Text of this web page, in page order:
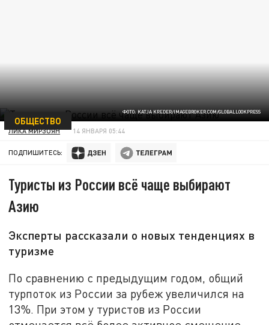
ФОТО: KATJA KREDER/IMAGEBROKER.COM/GLOBALLOOKPRESS
ОБЩЕСТВО
ЛИКА МИРЗОЯН 14 ЯНВАРЯ 05:44
ПОДПИШИТЕСЬ:
Туристы из России всё чаще выбирают
Азию
Эксперты рассказали о новых тенденциях в
туризме
По сравнению с предыдущим годом, общий
турпоток из России за рубеж увеличился на
13%. При этом у туристов из России